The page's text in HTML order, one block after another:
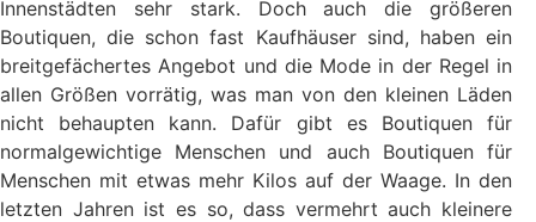
Innenstädten sehr stark. Doch auch die größeren
Boutiquen, die schon fast Kaufhäuser sind, haben ein
breitgefächertes Angebot und die Mode in der Regel in
allen Größen vorrätig, was man von den kleinen Läden
nicht behaupten kann. Dafür gibt es Boutiquen für
normalgewichtige Menschen und auch Boutiquen für
Menschen mit etwas mehr Kilos auf der Waage. In den
letzten Jahren ist es so, dass vermehrt auch kleinere